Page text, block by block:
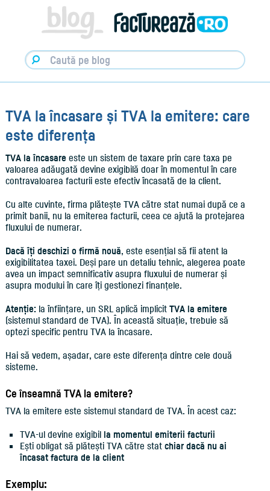
Factureaza.ro
TVA la încasare și TVA la emitere: care
este diferența
TVA la încasare este un sistem de taxare prin care taxa pe
valoarea adăugată devine exigibilă doar în momentul în care
contravaloarea facturii este efectiv încasată de la client.
Cu alte cuvinte, firma plătește TVA către stat numai după ce a
primit banii, nu la emiterea facturii, ceea ce ajută la protejarea
fluxului de numerar.
Dacă îți deschizi o firmă nouă, este esențial să fii atent la
exigibilitatea taxei. Deși pare un detaliu tehnic, alegerea poate
avea un impact semnificativ asupra fluxului de numerar și
asupra modului în care îți gestionezi finanțele.
Atenție:la înființare, un SRL aplică implicitTVA la emitere
(sistemul standard de TVA). În această situație, trebuie să
optezi specific pentru TVA la încasare.
Hai să vedem, așadar, care este diferența dintre cele două
sisteme.
Ce înseamnă TVA la emitere?
TVA la emitere este sistemul standard de TVA. În acest caz:
TVA-ul devine exigibil la momentul emiterii facturii
Ești obligat să plătești TVA către stat chiar dacă nu ai
încasat factura de la client
Exemplu: